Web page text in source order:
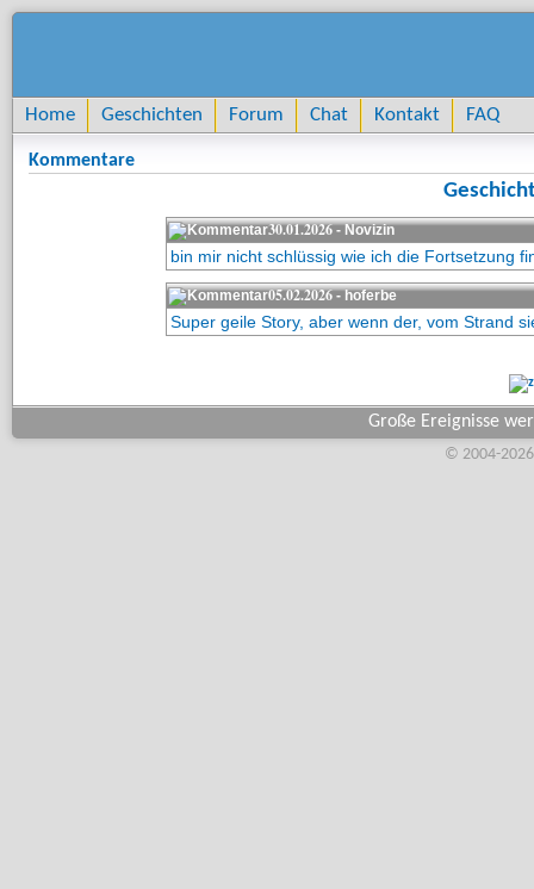
Home Geschichten Forum Chat Kontakt FAQ
Kommentare
30.01.2026- Novizin
bin mir nicht schlüssig wie ich die Fortsetzung
05.02.2026- hoferbe
Super geile Story, aber wenn der, vom Strand
Große Ereignisse
© 2004-